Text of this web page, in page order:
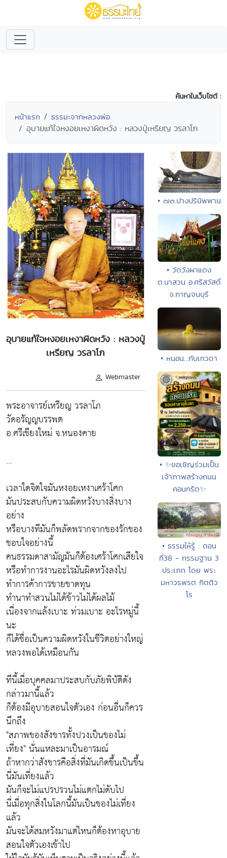
ค้นหาในเว็บไซต์ :
หน้าแรก ธรรมะจากหลวงพ่อ
อุบายแก้ใจหงอยเหงาผิดหวัง : หลวงปู่เหรียญ วรลาโภ
อุบายแก้ใจหงอยเหงาผิดหวัง : หลวงปู่
เหรียญ วรลาโภ
Webmaster
พระอาจารย์เหรียญ วรลาโภ
วัดอรัญญบรรพต
อ.ศรีเชียงใหม่ จ.หนองคาย
...
เวลาใดจิตใจมันหงอยเหงาเศร้าโศก
มันประสบกับความผิดหวังบางสิ่งบาง
อย่าง
หรือบางทีมันก็พลัดพรากจากของรักของ
ชอบใจอย่างนี้
คนธรรมดาสามัญมันก็ต้องเศร้าโศกเสียใจ
หรือทำการงานอะไรมันผิดหวังลงไป
ทำการค้าการขายขาดทุน
ทำนาทำสวนไม่ได้ข้าวไม่ได้ผลไม้
เนื่องจากแล้งเบาะ ท่วมเบาะ อะไรหมู่นี้
นะ
ก็ได้ชื่อเป็นความผิดหวังในชีวิตอย่างใหญ่
หลวงพอได้เหมือนกัน
ทีนี้เมื่อบุคคลมาประสบกับภัยพิบัติดัง
กล่าวมานี้แล้ว
ก็ต้องมีอุบายสอนใจตัวเอง ก่อนอื่นก็ควร
นึกถึง
"สภาพของสังขารทั้งปวงเป็นของไม่
เที่ยง" นั่นแหละมาเป็นอารมณ์
ถ้าหากว่าสังขารคือสิ่งที่มันเกิดขึ้นเป็นขึ้น
นี่มันเที่ยงแล้ว
มันก็จะไม่แปรปรวนไม่แตกไม่ดับไป
นี่เมื่อทุกสิ่งในโลกนี้มันเป็นของไม่เที่ยง
แล้ว
มันจะได้สมหวังมาแต่ไหนก็ต้องหาอุบาย
สอนใจตัวเองเข้าไป
• ๗๓.ปางปรินิพพาน
• วัดวังผาแดง
ต.นาสวน อ.ศรีสวัสดิ์
จ.กาญจนบุรี
• หนอน...กับเทวดา
• ✨ขอเชิญร่วมเป็น
เจ้าภาพสร้างถนน
คอนกรีต✨
• ธรรมให้รู้ : ตอน
ที่38 - กรรมฐาน 3
ประเภท โดย พระ
มหาวรพรต กิตติว
โร